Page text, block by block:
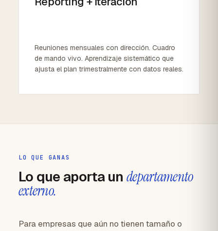
Reuniones mensuales con dirección. Cuadro
de mando vivo. Aprendizaje sistemático que
ajusta el plan trimestralmente con datos reales.
LO QUE GANAS
Lo que aporta undepartamento
externo.
Para empresas que aún no tienen tamaño o